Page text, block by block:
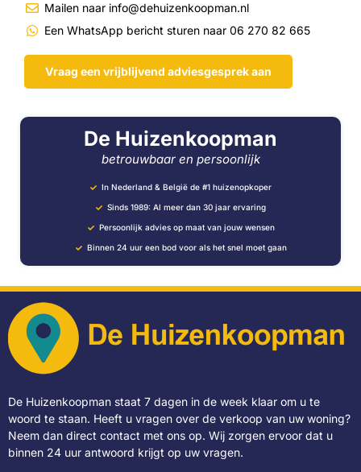
Mailen naar info@dehuizenkoopman.nl
Een WhatsApp bericht sturen naar 06 270 82 665
Vraag een vrijblijvend adviesgesprek aan
De Huizenkoopman
betrouwbaar en persoonlijk
In Nederland & België de #1 huizenopkoper
Sinds 1989: Al meer dan 30 jaar ervaring
Persoonlijk advies op maat van jouw wensen
Binnen 24 uur een bod voor als het snel moet gaan
De Huizenkoopman staat 7 dagen in de week klaar om u te
woord te staan. Heeft u vragen over de verkoop van uw woning?
Neem dan direct contact met ons op. Wij zorgen ervoor dat u
binnen 24 uur antwoord krijgt op uw vragen.